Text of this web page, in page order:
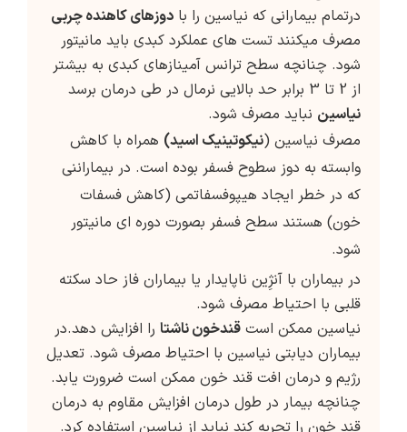
درتمام بیمارانی که نیاسین را با دوزهای کاهنده چربی
مصرف میکنند تست های عملکرد کبدی باید مانیتور
شود. چنانچه سطح ترانس آمینازهای کبدی به بیشتر
از 2 تا 3 برابر حد بالایی نرمال در طی درمان برسد
نیاسین نباید مصرف شود.
مصرف نیاسین (نیکوتینیک اسید) همراه با کاهش
وابسته به دوز سطوح فسفر بوده است. در بیماراننی
که در خطر ایجاد هیپوفسفاتمی (کاهش فسفات
خون) هستند سطح فسفر بصورت دوره ای مانیتور
شود.
در بیماران با آنژِین ناپایدار یا بیماران فاز حاد سکته
قلبی با احتیاط مصرف شود.
نیاسین ممکن است قندخون ناشتا را افزایش دهد.در
بیماران دیابتی نیاسین با احتیاط مصرف شود. تعدیل
رژیم و درمان افت قند خون ممکن است ضرورت یابد.
چنانچه بیمار در طول درمان افزایش مقاوم به درمان